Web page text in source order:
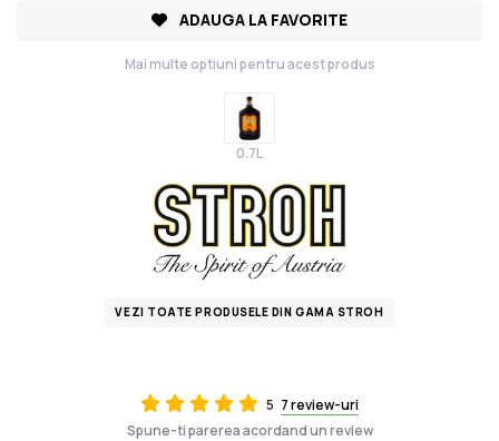
5 7 review-uri
Spune-ti parerea acordand un review
ADAUGA LA FAVORITE
Mai multe optiuni pentru acest produs
0.7L
VEZI TOATE PRODUSELE DIN GAMA STROH